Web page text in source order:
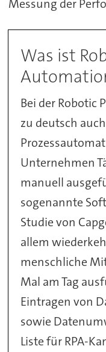
Messung der
Was ist
Bei der Robotic
zu deutsch
Unternehmen
manuell
sogenannte
Studie von
allem
menschliche
Mal am Tag
Eintragen von
sowie
Liste für RPA-